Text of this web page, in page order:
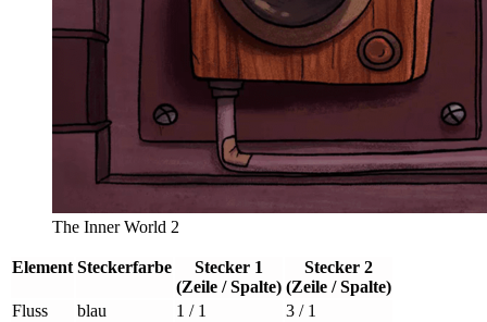
The Inner World 2
Element Steckerfarbe
Stecker 1
(Zeile / Spalte)
Stecker 2
(Zeile / Spalte)
Fluss
blau 1 / 1
3 / 1